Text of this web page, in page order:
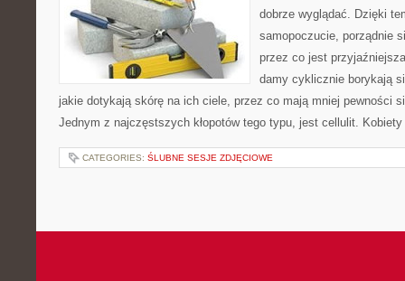
dobrze wyglądać. Dzięki
samopoczucie, porządnie
przez co jest
damy cyklicznie borykają
jakie dotykają skórę na ich ciele, przez co mają mniej pewności
Jednym z najczęstszych kłopotów tego typu, jest cellulit.
CATEGORIES: ŚLUBNE SESJE ZDJĘCIOWE